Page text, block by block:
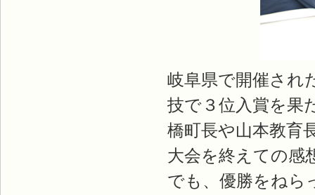
岐阜県で開催され
技で３位入賞を果
橋町長や山本教育
大会を終えての感
でも、優勝をねら